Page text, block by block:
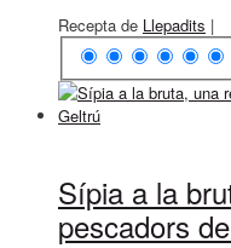
Recepta de Llepadits |
Sípia a la
pescadors